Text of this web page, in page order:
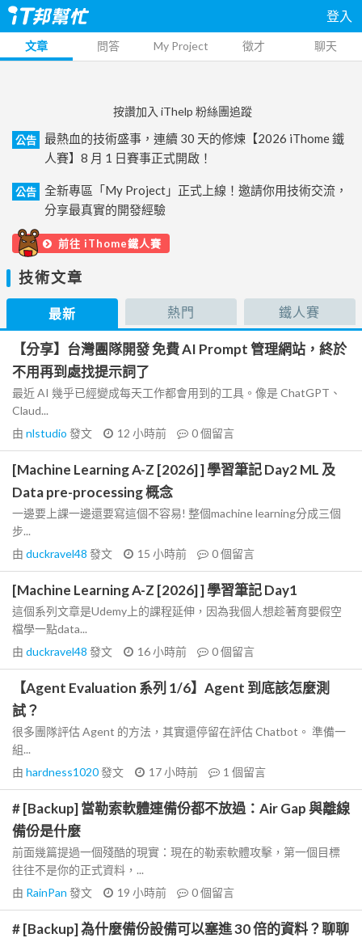
登入
文章 問答 My Project 徵才 聊天
按讚加入 iThelp 粉絲團追蹤
公告
最熱血的技術盛事，連續 30 天的修煉【2026 iThome 鐵
人賽】8 月 1 日賽事正式開啟！
公告
全新專區「My Project」正式上線！邀請你用技術交流，
分享最真實的開發經驗
前往 iThome鐵人賽
技術文章
最新 熱門 鐵人賽
【分享】台灣團隊開發 免費 AI Prompt 管理網站，終於
不用再到處找提示詞了
最近 AI 幾乎已經變成每天工作都會用到的工具。像是 ChatGPT、
Claud...
由 nlstudio 發文 12 小時前 0個留言
[Machine Learning A-Z [2026] ] 學習筆記 Day2 ML 及
Data pre-processing 概念
一邊要上課一邊還要寫這個不容易! 整個machine learning分成三個
步...
由 duckravel48 發文 15 小時前 0個留言
[Machine Learning A-Z [2026] ] 學習筆記 Day1
這個系列文章是Udemy上的課程延伸，因為我個人想趁著育嬰假空
檔學一點data...
由 duckravel48 發文 16 小時前 0個留言
【Agent Evaluation 系列 1/6】Agent 到底該怎麼測
試？
很多團隊評估 Agent 的方法，其實還停留在評估 Chatbot。 準備一
組...
由 hardness1020發文 17 小時前 1 個留言
# [Backup] 當勒索軟體連備份都不放過：Air Gap 與離線
備份是什麼
前面幾篇提過一個殘酷的現實：現在的勒索軟體攻擊，第一個目標
往往不是你的正式資料，...
由 RainPan 發文 19 小時前 0個留言
# [Backup] 為什麼備份設備可以塞進 30 倍的資料？聊聊